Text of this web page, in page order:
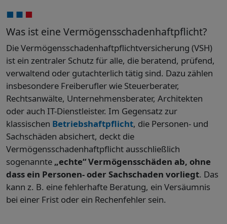
Was ist eine Vermögensschaden­haftpflicht?
Die Vermögensschadenhaftpflichtversicherung (VSH)
ist ein zentraler Schutz für alle, die beratend, prüfend,
verwaltend oder gutachterlich tätig sind. Dazu zählen
insbesondere Freiberufler wie Steuerberater,
Rechtsanwälte, Unternehmensberater, Architekten
oder auch IT-Dienstleister. Im Gegensatz zur
klassischen Betriebshaftpflicht, die Personen- und
Sachschäden absichert, deckt die
Vermögensschadenhaftpflicht ausschließlich
sogenannte „echte“ Vermögensschäden ab, ohne
dass ein Personen- oder Sachschaden vorliegt. Das
kann z. B. eine fehlerhafte Beratung, ein Versäumnis
bei einer Frist oder ein Rechenfehler sein.